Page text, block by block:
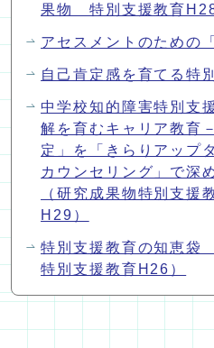
果物 特別支援教育H28
アセスメントのための
自己肯定感を育てる特
中学校知的障害特別支
解を育むキャリア教育
定」を「きらりアップ
カウンセリング」で深
（研究成果物特別支援
H29）
特別支援教育の知恵袋
特別支援教育H26）